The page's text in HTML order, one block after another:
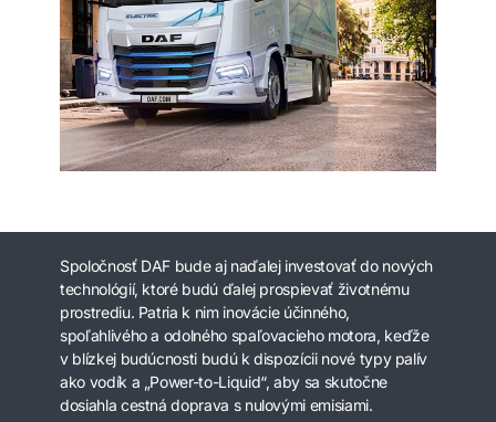
Spoločnosť DAF bude aj naďalej investovať do nových
technológií, ktoré budú ďalej prospievať životnému
prostrediu. Patria k nim inovácie účinného,
spoľahlivého a odolného spaľovacieho motora, keďže
v blízkej budúcnosti budú k dispozícii nové typy palív
ako vodík a „Power-to-Liquid“, aby sa skutočne
dosiahla cestná doprava s nulovými emisiami.